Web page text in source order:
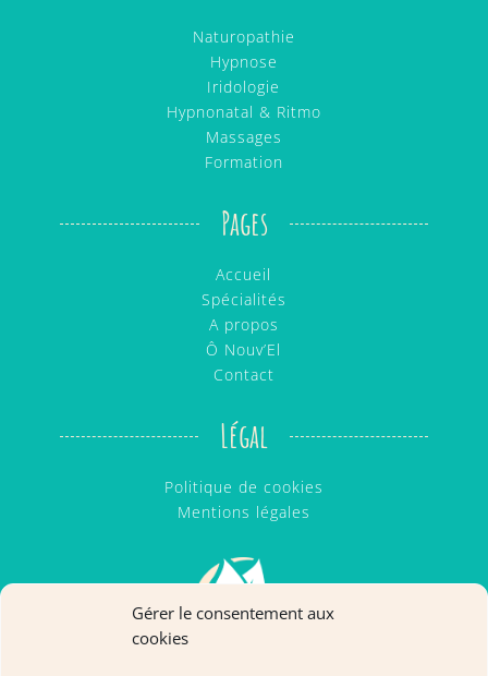
Gérer le consentement aux
cookies
Naturopathie
Hypnose
Iridologie
Hypnonatal & Ritmo
Massages
Formation
Pages
Accueil
Spécialités
A propos
Ô Nouv’El
Contact
Légal
Politique de cookies
Mentions légales